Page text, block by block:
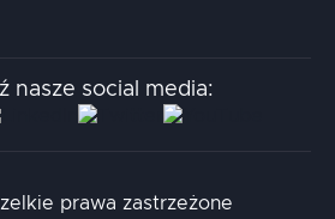
nasze social media:
prawa zastrzeżone